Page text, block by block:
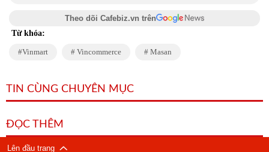
Theo dõi Cafebiz.vn trên
Từ khóa:
Vinmart Vincommerce Masan
TIN CÙNG CHUYÊN MỤC
ĐỌC THÊM
Lên đầu trang